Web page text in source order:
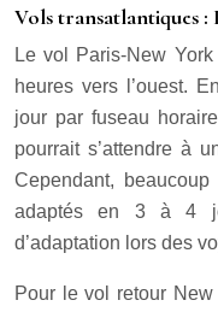
Vols transatlantiques :
Le vol Paris-New
heures vers l’ouest.
jour par fuseau
pourrait s’attendre à
Cependant,
adaptés en 3 à 4
d’adaptation lors des
Pour le vol retour